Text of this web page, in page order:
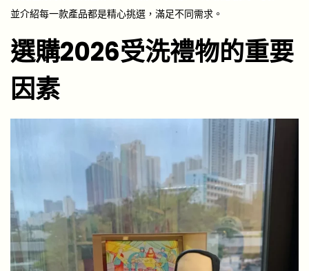
並介紹每一款產品都是精心挑選，滿足不同需求。
選購2026受洗禮物的重要
因素